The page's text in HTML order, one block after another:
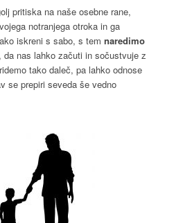
pritiska na naše osebne rane,
notranjega otroka in ga
iskreni s sabo, s tem naredimo
, da nas lahko začuti in sočustvuje z
tako daleč, pa lahko odnose
se prepiri seveda še vedno